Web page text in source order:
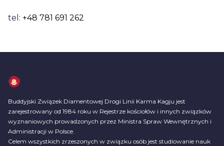
tel: +48 781 691 262
Buddyjski Związek Diamentowej Drogi Linii Karma Kagju jest
zarejestrowany od 1984 roku w Rejestrze kościołów i innych związków
wyznaniowych prowadzonych przez Ministra Spraw Wewnętrznych i
Administracji w Polsce.
Celem wszystkich zrzeszonych w związku osób jest studiowanie nauk